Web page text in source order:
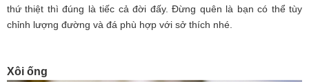
thứ thiệt thì đúng là tiếc cả đời đấy. Đừng quên là bạn có thể tùy
chỉnh lượng đường và đá phù hợp với sở thích nhé.
Xôi ống